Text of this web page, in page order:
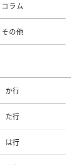
コラム
その他
か行
た行
は行